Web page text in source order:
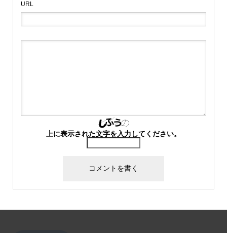
URL
上に表示された文字を入力してください。